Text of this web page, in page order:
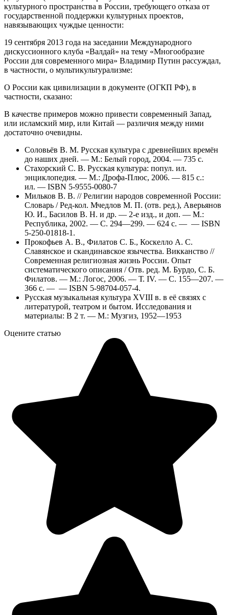
культурного пространства в России, требующего отказа от
государственной поддержки культурных проектов,
навязывающих чуждые ценности:
19 сентября 2013 года на заседании Международного
дискуссионного клуба «Валдай» на тему «Многообразие
России для современного мира» Владимир Путин рассуждал,
в частности, о мультикультурализме:
О России как цивилизации в документе (ОГКП РФ), в
частности, сказано:
В качестве примеров можно привести современный Запад,
или исламский мир, или Китай — различия между ними
достаточно очевидны.
Соловьёв В. М. Русская культура с древнейших времён
до наших дней. — М.: Белый город, 2004. — 735 с.
Стахорский С. В. Русская культура: попул. ил.
энциклопедия. — М.: Дрофа-Плюс, 2006. — 815 с.:
ил. — ISBN 5-9555-0080-7
Мильков В. В. // Религии народов современной России:
Словарь / Ред-кол. Мчедлов М. П. (отв. ред.), Аверьянов
Ю. И., Басилов В. Н. и др. — 2-е изд., и доп. — М.:
Республика, 2002. — С. 294—299. — 624 с. — — ISBN
5-250-01818-1.
Прокофьев А. В., Филатов С. Б., Коскелло А. С.
Славянское и скандинавское язычества. Викканство //
Современная религиозная жизнь России. Опыт
систематического описания / Отв. ред. М. Бурдо, С. Б.
Филатов. — М.: Логос, 2006. — Т. IV. — С. 155—207. —
366 с. — — ISBN 5-98704-057-4.
Русская музыкальная культура XVIII в. в её связях с
литературой, театром и бытом. Исследования и
материалы: В 2 т. — М.: Музгиз, 1952—1953
Оцените статью